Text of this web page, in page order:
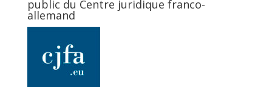
public du Centre juridique franco-
allemand